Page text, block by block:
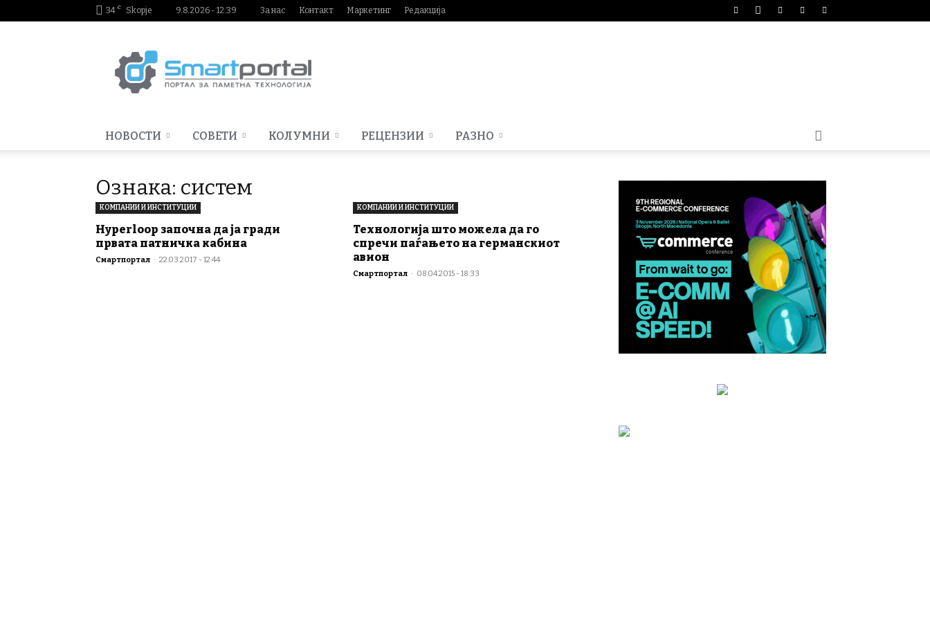
34 C Skopje 9.8.2026 - 12:39 За нас Контакт Маркетинг Редакција
НОВОСТИ СОВЕТИ КОЛУМНИ РЕЦЕНЗИИ РАЗНО
Ознака: систем
КОМПАНИИ И ИНСТИТУЦИИ
Hyperloop започна да ја гради
првата патничка кабина
Смартпортал - 22.03.2017 - 12:44
КОМПАНИИ И ИНСТИТУЦИИ
Технологија што можела да го
спречи паѓањето на германскиот
авион
Смартпортал - 08.04.2015 - 18:33